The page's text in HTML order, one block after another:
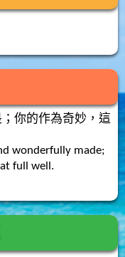
你的作為奇妙，這
wonderfully made;
full well.